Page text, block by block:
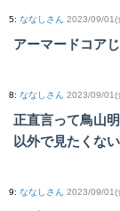
5: ななしさん 2023/09/01(
アーマードコア
8: ななしさん 2023/09/01(
正直言って鳥山
以外で見たくな
9: ななしさん 2023/09/01(